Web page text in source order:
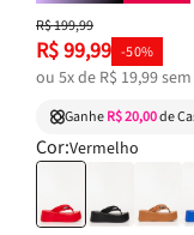
R$199,99
R$99,99 -50%
ou 5x de R$ 19,99
GanheR$ 20,00de
Cor:Vermelho